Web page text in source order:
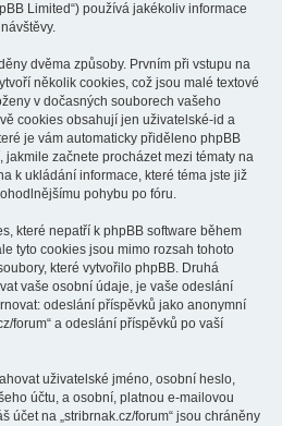
Limited“) používá jakékoliv informace
dvěma způsoby. Prvním při vstupu na
několik cookies, což jsou malé textové
v dočasných souborech vašeho
cookies obsahují jen uživatelské-id a
je vám automaticky přiděleno phpBB
jakmile začnete procházet mezi tématy na
k ukládání informace, které téma jste již
pohybu po fóru.
které nepatří k phpBB software během
tyto cookies jsou mimo rozsah tohoto
které vytvořilo phpBB. Druhá
vaše osobní údaje, je vaše odeslání
odeslání příspěvků jako anonymní
forum“ a odeslání příspěvků po vaší
uživatelské jméno, osobní heslo,
účtu, a osobní, platnou e-mailovou
účet na „stribrnak.cz/forum“ jsou chráněny